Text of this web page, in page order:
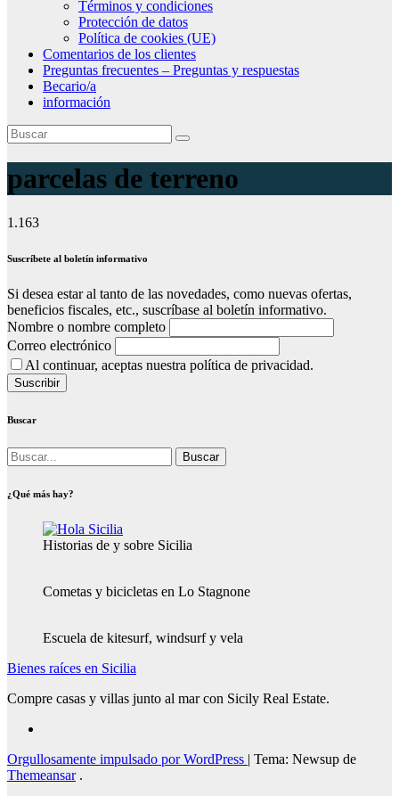
Términos y condiciones
Protección de datos
Política de cookies (UE)
Comentarios de los clientes
Preguntas frecuentes – Preguntas y respuestas
Becario/a
información
parcelas de terreno
1.163
Suscríbete al boletín informativo
Si desea estar al tanto de las novedades, como nuevas ofertas,
beneficios fiscales, etc., suscríbase al boletín informativo.
Nombre o nombre completo
Correo electrónico
Al continuar, aceptas nuestra política de privacidad.
Buscar
Buscar:
¿Qué más hay?
Historias de y sobre Sicilia
Cometas y bicicletas en Lo Stagnone
Escuela de kitesurf, windsurf y vela
Bienes raíces en Sicilia
Compre casas y villas junto al mar con Sicily Real Estate.
Orgullosamente impulsado por WordPress | Tema: Newsup de
Themeansar.